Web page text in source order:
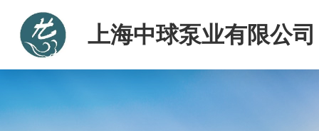
上海中球泵业有限公司